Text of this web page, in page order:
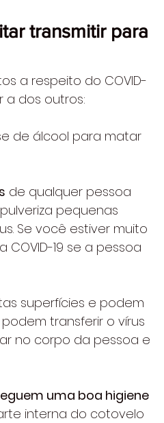
transmitir para
a respeito do COVID-
a dos outros:
de álcool para matar
de qualquer pessoa
pequenas
Se você estiver muito
19 se a pessoa
superfícies e podem
transferir o vírus
no corpo da pessoa e
uma boa higiene
interna do cotovelo